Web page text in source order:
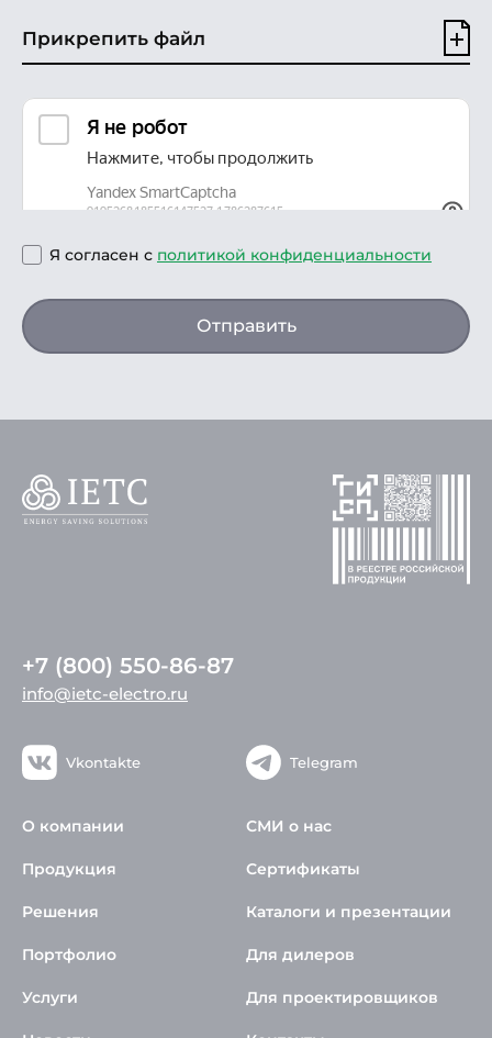
Прикрепить файл
Я согласен с политикой конфиденциальности
Отправить
+7 (800) 550-86-87
info@ietc-electro.ru
Vkontakte Telegram
О компании
Продукция
Решения
Портфолио
Услуги
СМИ о нас
Сертификаты
Каталоги и презентации
Для дилеров
Для проектировщиков